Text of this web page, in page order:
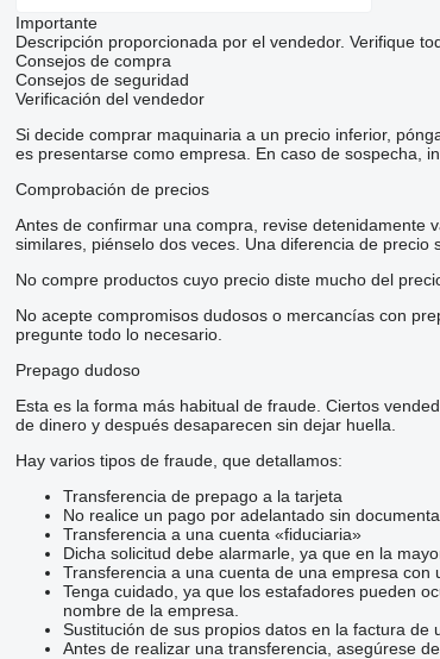
Importante
Descripción proporcionada por el vendedor. Verifique
Consejos de compra
Consejos de seguridad
Verificación del vendedor
Si decide comprar maquinaria a un precio inferior,
es presentarse como empresa. En caso de sospecha,
Comprobación de precios
Antes de confirmar una compra, revise detenidamente
similares, piénselo dos veces. Una diferencia de
No compre productos cuyo precio diste mucho del
No acepte compromisos dudosos o mercancías con
pregunte todo lo necesario.
Prepago dudoso
Esta es la forma más habitual de fraude. Ciertos
de dinero y después desaparecen sin dejar huella.
Hay varios tipos de fraude, que detallamos:
Transferencia de prepago a la tarjeta
No realice un pago por adelantado sin
Transferencia a una cuenta «fiduciaria»
Dicha solicitud debe alarmarle, ya que en la
Transferencia a una cuenta de una empresa con
Tenga cuidado, ya que los estafadores pueden
nombre de la empresa.
Sustitución de sus propios datos en la factura de
Antes de realizar una transferencia, asegúrese